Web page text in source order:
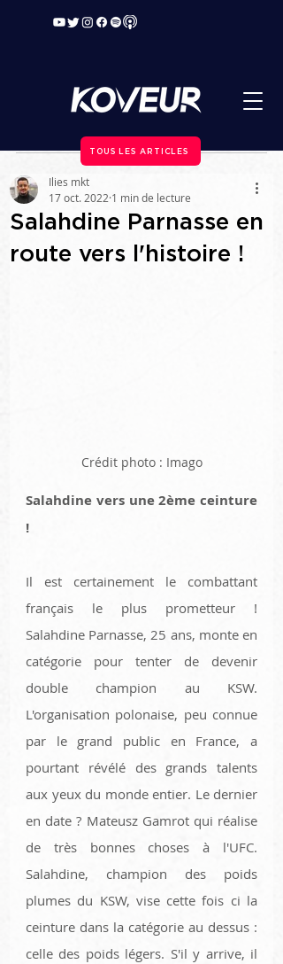
TOUS LES ARTICLES
Salahdine Parnasse en
route vers l'histoire !
Ilies mkt
17 oct. 2022 1 min de lecture
Crédit photo : Imago
Salahdine vers une 2ème ceinture
!
Il est certainement le combattant
français le plus prometteur !
Salahdine Parnasse, 25 ans, monte en
catégorie pour tenter de devenir
double champion au KSW.
L'organisation polonaise, peu connue
par le grand public en France, a
pourtant révélé des grands talents
aux yeux du monde entier. Le dernier
en date ? Mateusz Gamrot qui réalise
de très bonnes choses à l'UFC.
Salahdine, champion des poids
plumes du KSW, vise cette fois ci la
ceinture dans la catégorie au dessus :
celle des poids légers. S'il y arrive, il